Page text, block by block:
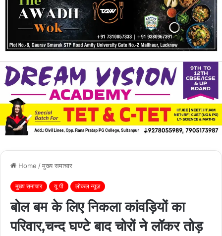
Home /मुख्य समाचार
मुख्य समाचार यू पी लोकल न्यूज़
बोल बम के लिए निकला कांवड़ियों का
परिवार,चन्द घण्टे बाद चोरों ने लॉकर तोड़